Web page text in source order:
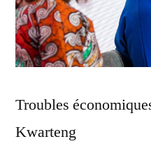
Troubles
Kwarteng